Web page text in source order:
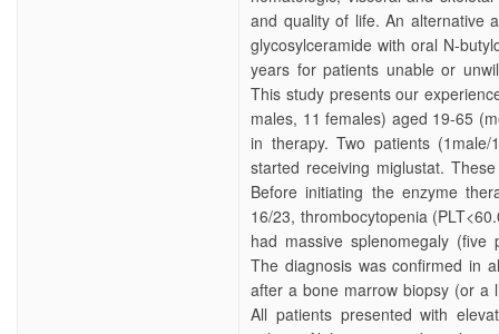
and quality of life. An alternative
glycosylceramide with oral N-
years for patients unable or
This study presents our
males, 11 females) aged 19-65
in therapy. Two patients
started receiving miglustat.
Before initiating the enzyme
16/23, thrombocytopenia
had massive splenomegaly (five
The diagnosis was confirmed in
after a bone marrow biopsy (or a
All patients presented with